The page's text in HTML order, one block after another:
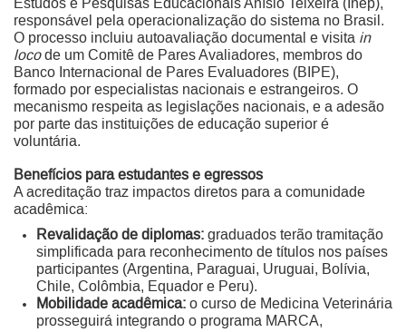
Estudos e Pesquisas Educacionais Anísio Teixeira (Inep),
responsável pela operacionalização do sistema no Brasil.
O processo incluiu autoavaliação documental e visita in
locode um Comitê de Pares Avaliadores, membros do
Banco Internacional de Pares Evaluadores (BIPE),
formado por especialistas nacionais e estrangeiros. O
mecanismo respeita as legislações nacionais, e a adesão
por parte das instituições de educação superior é
voluntária.
Benefícios para estudantes e egressos
A acreditação traz impactos diretos para a comunidade
acadêmica:
Revalidação de diplomas: graduados terão tramitação
simplificada para reconhecimento de títulos nos países
participantes (Argentina, Paraguai, Uruguai, Bolívia,
Chile, Colômbia, Equador e Peru).
Mobilidade acadêmica: o curso de Medicina Veterinária
prosseguirá integrando o programa MARCA,